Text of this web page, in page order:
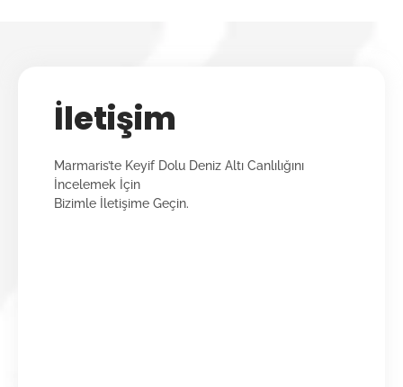
İletişim
Marmaris’te Keyif Dolu Deniz Altı Canlılığını
İncelemek İçin
Bizimle İletişime Geçin.